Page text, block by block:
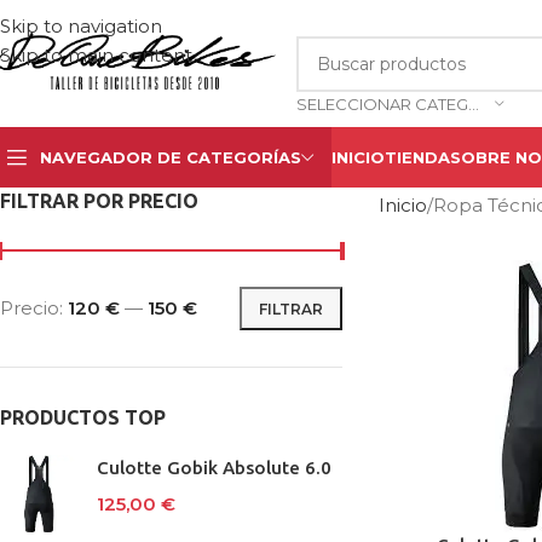
Skip to navigation
Skip to main content
NAVEGADOR DE CATEGORÍAS INICIOTIENDASOBRE
FILTRAR POR PRECIO
FILTRAR
Precio: 120 € — 150 €
PRODUCTOS TOP
Culotte Gobik Absolute 6.0
125,00 €
Inicio Ropa